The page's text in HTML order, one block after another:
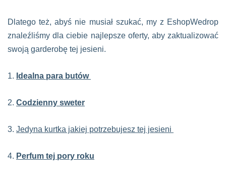
Dlatego też, abyś nie musiał szukać, my z EshopWedrop
znaleźliśmy dla ciebie najlepsze oferty, aby zaktualizować
swoją garderobę tej jesieni.
1. Idealna para butów
2. Codzienny sweter
3. Jedyna kurtka jakiej potrzebujesz tej jesieni
4. Perfum tej pory roku